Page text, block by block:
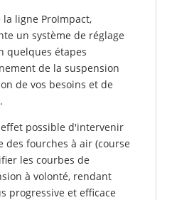
ligne ProImpact,
un système de réglage
quelques étapes
de la suspension
de vos besoins et de
possible d'intervenir
des fourches à air (course
les courbes de
à volonté, rendant
progressive et efficace